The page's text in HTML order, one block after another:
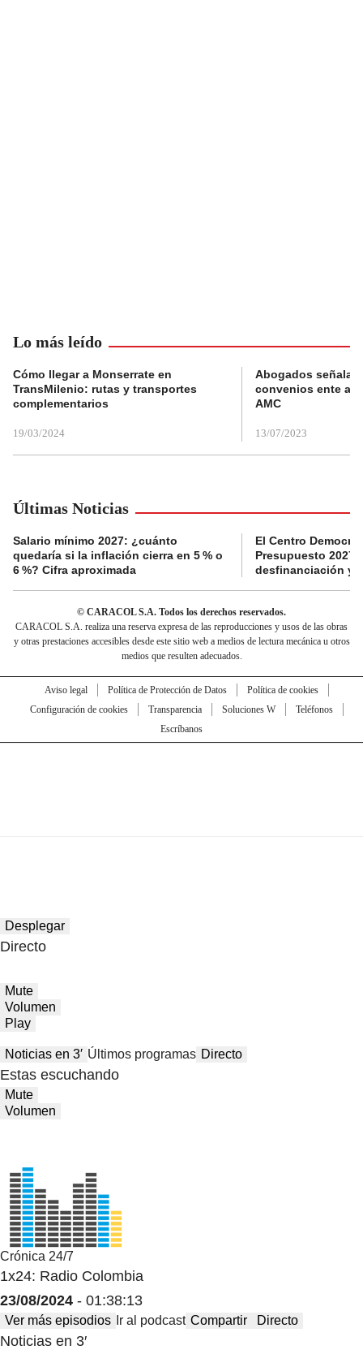
Lo más leído
Cómo llegar a Monserrate en
TransMilenio: rutas y transportes
complementarios
19/03/2024
Abogados
convenios ente
AMC
13/07/2023
Últimas Noticias
Salario mínimo 2027: ¿cuánto
quedaría si la inflación cierra en 5 % o
6 %? Cifra aproximada
El Centro
Presupuesto 2027
desfinanciación y
© CARACOL S.A. Todos los derechos reservados.
CARACOL S.A. realiza una reserva expresa de las reproducciones y usos de las obras
y otras prestaciones accesibles desde este sitio web a medios de lectura mecánica u otros
medios que resulten adecuados.
Aviso legal Política de Protección de Datos
Política de cookies
Configuración de cookies
Transparencia Soluciones W
Teléfonos
Escríbanos
Desplegar
Directo
Mute
Volumen
Play
Noticias en 3′ Últimos programas Directo
Estas escuchando
Mute
Volumen
Crónica 24/7
1x24: Radio Colombia
23/08/2024 - 01:38:13
Ver más episodios Ir al podcast Compartir Directo
Noticias en 3′